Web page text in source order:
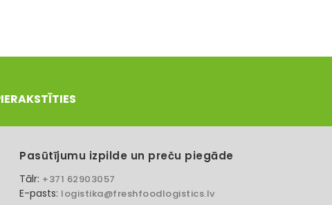
Pasūtījumu izpilde un preču piegāde
Tālr: +371 62903057
E-pasts: logistika@freshfoodlogistics.lv